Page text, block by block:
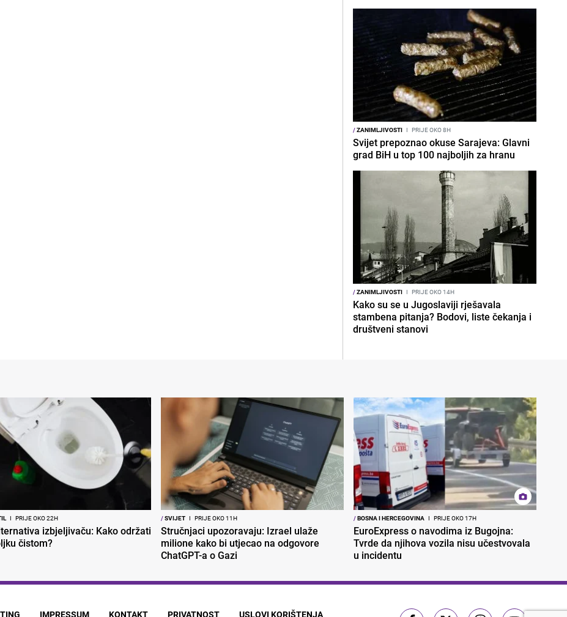
/ZANIMLJIVOSTI I PRIJE OKO 8H
Svijet prepoznao okuse Sarajeva: Glavni
grad BiH u top 100 najboljih za hranu
/ZANIMLJIVOSTI I PRIJE OKO 14H
Kako su se u Jugoslaviji rješavala
stambena pitanja? Bodovi, liste čekanja i
društveni stanovi
I PRIJE OKO 22H
izbjeljivaču: Kako održati
čistom?
/SVIJET I PRIJE OKO 11H
Stručnjaci upozoravaju: Izrael ulaže
milione kako bi utjecao na odgovore
ChatGPT-a o Gazi
/BOSNA I HERCEGOVINA I PRIJE OKO 17H
EuroExpress o navodima iz Bugojna:
Tvrde da njihova vozila nisu učestvovala
u incidentu
IMPRESSUM KONTAKT PRIVATNOST USLOVI KORIŠTENJA